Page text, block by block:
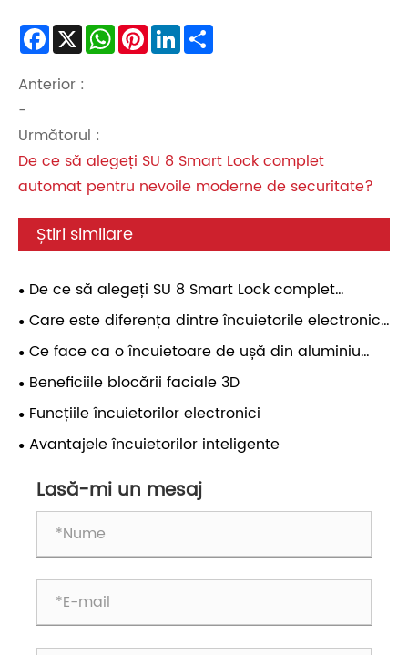
Facebook
X WhatsApp
PinterestLinkedIn
Anterior :
-
Următorul :
De ce să alegeți SU 8 Smart Lock complet
automat pentru nevoile moderne de securitate?
Știri similare
De ce să alegeți SU 8 Smart Lock complet
automat pentru nevoile moderne de securitate?
Care este diferența dintre încuietorile electronice
biometrice, cu tastatură și RFID?
Ce face ca o încuietoare de ușă din aluminiu
fără cheie să fie cea mai bună alegere pentru
Beneficiile blocării faciale 3D
Funcțiile încuietorilor electronici
Avantajele încuietorilor inteligente
Lasă-mi un mesaj